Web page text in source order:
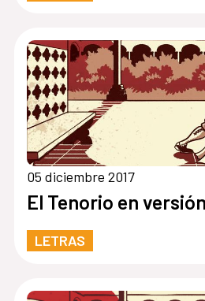
05 diciembre 2017
El Tenorio en
LETRAS